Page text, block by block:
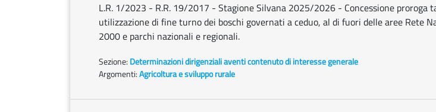
L.R. 1/2023 - R.R. 19/2017 - Stagione Silvana 2025/2026 - Concessione proroga
utilizzazione di fine turno dei boschi governati a ceduo, al di fuori delle aree Rete
2000 e parchi nazionali e regionali.
Sezione: Determinazioni dirigenziali aventi contenuto di interesse generale
Argomenti:Agricoltura e sviluppo rurale